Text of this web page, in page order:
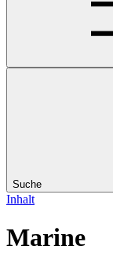
Suche
Inhalt
Marine